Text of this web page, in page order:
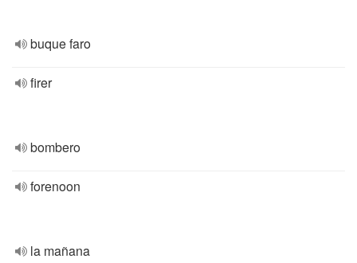
buque faro
firer
bombero
forenoon
la mañana